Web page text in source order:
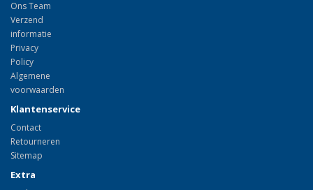
Ons Team
Verzend
informatie
Privacy
Policy
Algemene
voorwaarden
Klantenservice
Contact
Retourneren
Sitemap
Extra